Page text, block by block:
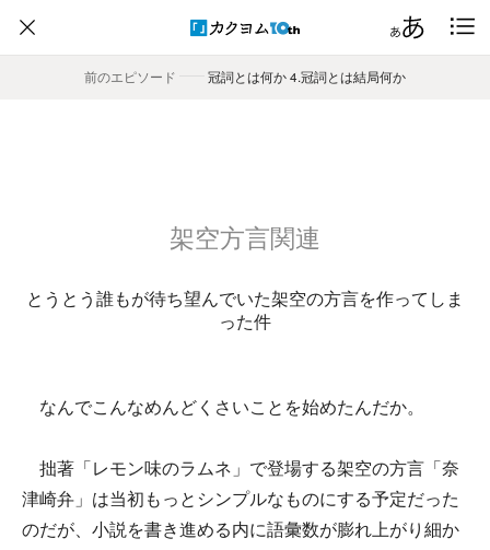
前のエピソード
―― 冠詞とは何か 4.冠詞とは結局何か
架空方言関連
とうとう誰もが待ち望んでいた架空の方言を作ってしま
った件
なんでこんなめんどくさいことを始めたんだか。
拙著「レモン味のラムネ」で登場する架空の方言「奈
津崎弁」は当初もっとシンプルなものにする予定だった
のだが、小説を書き進める内に語彙数が膨れ上がり細か